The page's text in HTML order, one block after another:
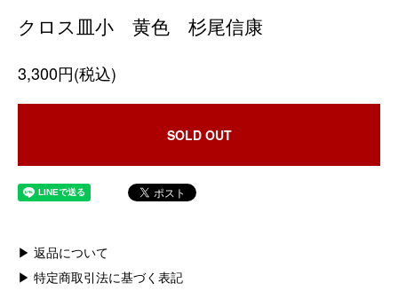
クロス皿小 黄色 杉尾信康
3,300円(税込)
SOLD OUT
▶ 返品について
▶ 特定商取引法に基づく表記